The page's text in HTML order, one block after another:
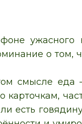
о том,
смысле
есть